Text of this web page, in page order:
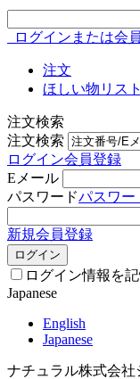
ログインまたは会
注文
ほしい物リスト
注文検索
注文検索
ログイン会員登録
Eメール
パスワードパスワー
新規会員登録
ログイン
ログイン情報を
Japanese
English
Japanese
ナチュラル株式会社